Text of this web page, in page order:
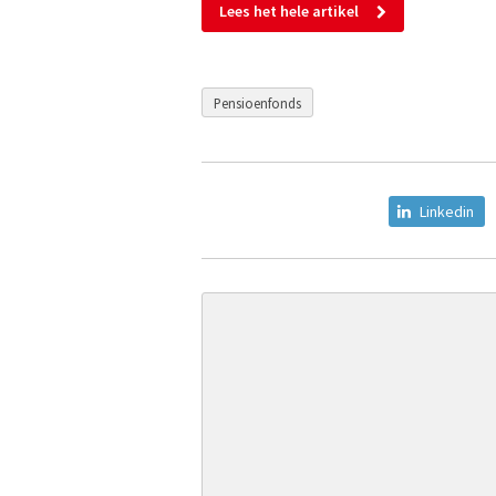
Lees het hele artikel
Pensioenfonds
Linkedin